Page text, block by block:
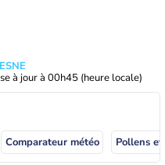
à jour à 00h45 (heure locale)
Comparateur météo Pollens